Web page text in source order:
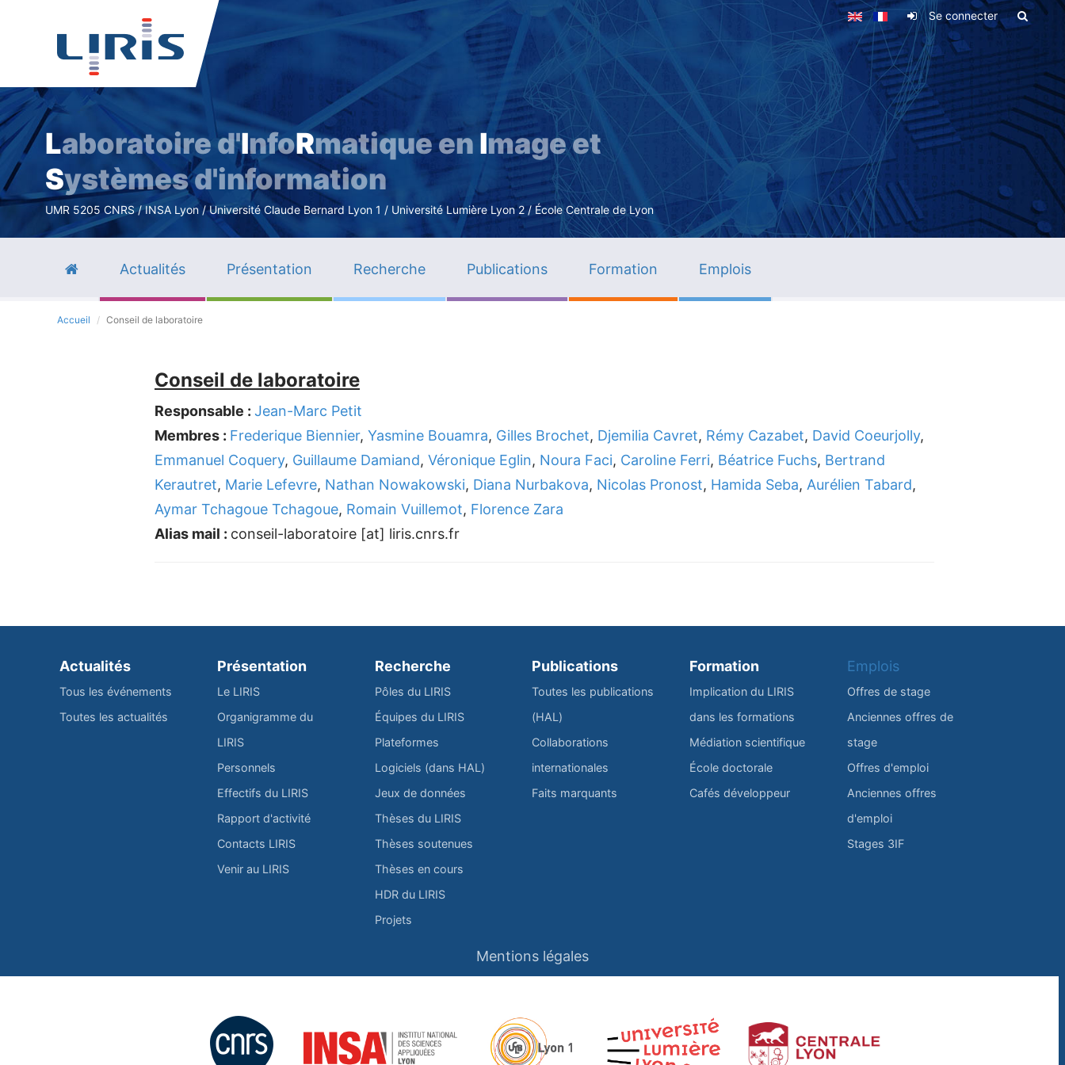
Aller
contenu
principal
Se connecter
Laboratoire d'InfoRmatique en Image et
Systèmes d'information
UMR 5205 CNRS / INSA Lyon / Université Claude Bernard Lyon 1 / Université Lumière Lyon 2 / École Centrale de Lyon
Actualités Présentation Recherche Publications Formation Emplois
Accueil Conseil de laboratoire
Conseil de laboratoire
Responsable : Jean-Marc Petit
Membres : Frederique Biennier, Yasmine Bouamra, Gilles Brochet, Djemilia Cavret, Rémy Cazabet, David Coeurjolly,
Emmanuel Coquery, Guillaume Damiand, Véronique Eglin, Noura Faci, Caroline Ferri, Béatrice Fuchs, Bertrand
Kerautret, Marie Lefevre, Nathan Nowakowski, Diana Nurbakova, Nicolas Pronost, Hamida Seba, Aurélien Tabard,
Aymar Tchagoue Tchagoue, Romain Vuillemot, Florence Zara
Alias mail : conseil-laboratoire [at] liris.cnrs.fr
Actualités
Tous les événements
Toutes les actualités
Présentation
Le LIRIS
Organigramme du
LIRIS
Personnels
Effectifs du LIRIS
Rapport d'activité
Contacts LIRIS
Venir au LIRIS
Recherche
Pôles du LIRIS
Équipes du LIRIS
Plateformes
Logiciels (dans HAL)
Jeux de données
Thèses du LIRIS
Thèses soutenues
Thèses en cours
HDR du LIRIS
Projets
Publications
Toutes les publications
(HAL)
Collaborations
internationales
Faits marquants
Formation
Implication du LIRIS
dans les formations
Médiation scientifique
École doctorale
Cafés développeur
Emplois
Offres de stage
Anciennes offres de
stage
Offres d'emploi
Anciennes offres
d'emploi
Stages 3IF
Mentions légales